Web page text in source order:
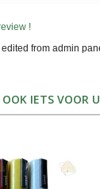
!
from admin
IETS VOOR